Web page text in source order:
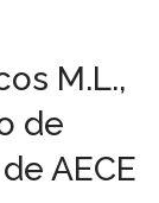
M.L.,
de
AECE